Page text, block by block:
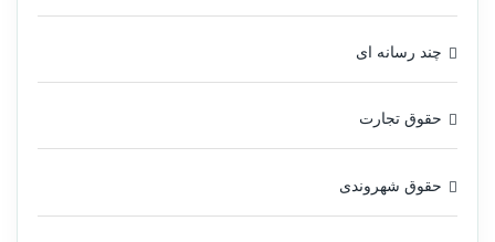
چند رسانه ای
حقوق تجارت
حقوق شهروندی